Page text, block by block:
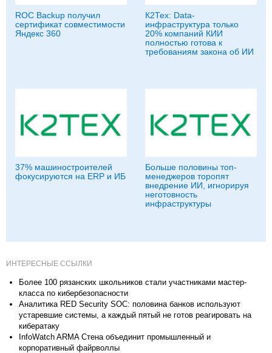
ROC Backup получил
сертификат совместимости
Яндекс 360
К2Тех: Data-
инфраструктура только
20% компаний КИИ
полностью готова к
требованиям закона об ИИ
37% машиностроителей
фокусируются на ERP и ИБ
Больше половины топ-
менеджеров торопят
внедрение ИИ, игнорируя
неготовность
инфраструктуры
ИНТЕРЕСНЫЕ ССЫЛКИ
Более 100 рязанских школьников стали участниками мастер-
класса по кибербезопасности
Аналитика RED Security SOC: половина банков используют
устаревшие системы, а каждый пятый не готов реагировать на
кибератаку
InfoWatch ARMA Стена объединит промышленный и
корпоративный файрволлы